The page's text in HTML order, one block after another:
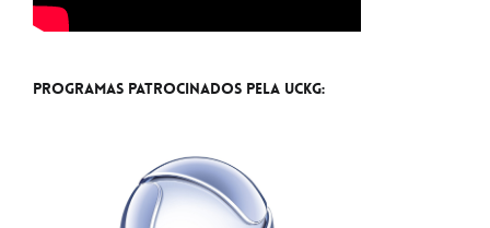
Programas Patrocinados pela UCKG: